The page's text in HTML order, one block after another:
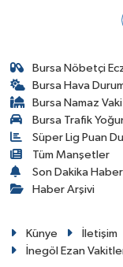
Bursa Nöbetçi
Bursa Hava
Bursa Namaz
Bursa Trafik
Süper Lig Puan
Tüm Manşetler
Son Dakika
Haber Arşivi
Künye İletişim
İnegöl Ezan